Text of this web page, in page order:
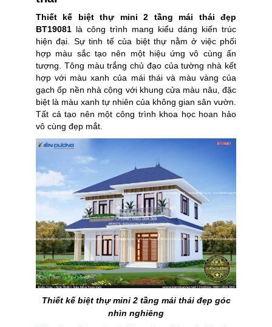
Thiết kế biệt thự mini 2 tầng mái thái đẹp
BT19081 là công trình mang kiểu dáng kiến trúc
hiện đại. Sự tinh tế của biệt thự nằm ở việc phối
hợp màu sắc tạo nên một hiệu ứng vô cùng ấn
tượng. Tông màu trắng chủ đạo của tường nhà kết
hợp với màu xanh của mái thái và màu vàng của
gạch ốp nền nhà cộng với khung cửa màu nâu, đặc
biệt là màu xanh tự nhiên của không gian sân vườn.
Tất cả tạo nên một công trình khoa học hoan hảo
vô cùng đẹp mắt.
Thiết kế biệt thự mini 2 tầng mái thái đẹp góc
nhìn nghiêng